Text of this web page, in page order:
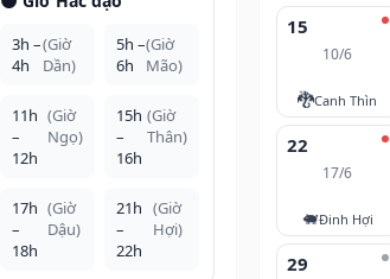
3h –
4h
(Giờ
Dần)
5h –
6h
(Giờ
Mão)
11h
–
12h
(Giờ
Ngọ)
15h
–
16h
(Giờ
Thân)
17h
–
18h
(Giờ
Dậu)
21h
–
22h
(Giờ
Hợi)
15
10/6
🐉Canh Thìn
22
17/6
🐖Đinh Hợi
29